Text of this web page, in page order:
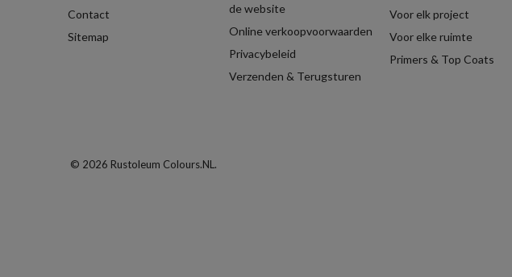
Contact
Sitemap
de website
Online verkoopvoorwaarden
Privacybeleid
Verzenden & Terugsturen
Voor elk project
Voor elke ruimte
Primers & Top Coats
© 2026 Rustoleum Colours.NL.